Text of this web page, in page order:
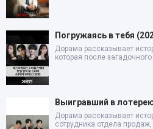
Погружаясь в тебя
Дорама рассказывает
которая после загадочного
Выигравший в
Дорама рассказывает
сотрудника отдела продаж,